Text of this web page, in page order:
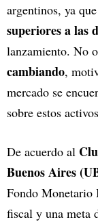
argentinos, ya
superiores a las
lanzamiento. No
cambiando,
mercado se
sobre estos
De acuerdo al
Buenos Aires
Fondo
fiscal y una meta